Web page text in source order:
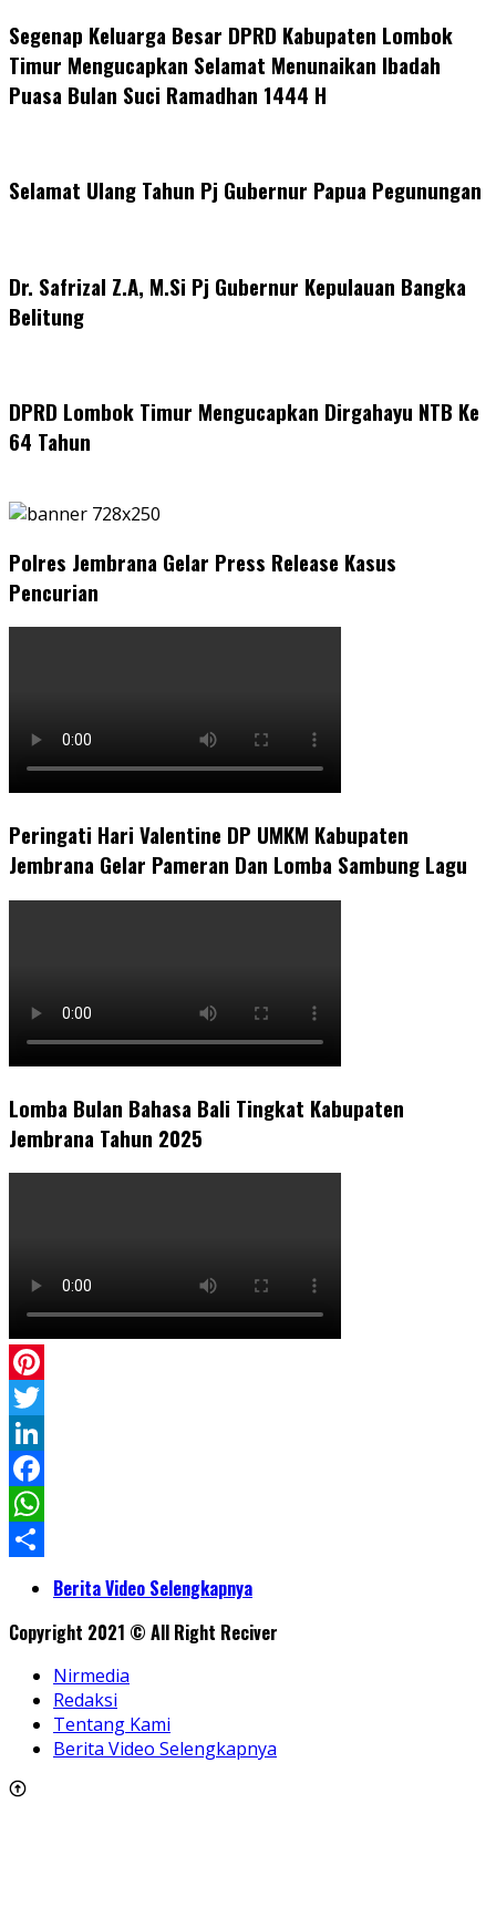
Segenap Keluarga Besar DPRD Kabupaten Lombok
Timur Mengucapkan Selamat Menunaikan Ibadah
Puasa Bulan Suci Ramadhan 1444 H
Selamat Ulang Tahun Pj Gubernur Papua Pegunungan
Dr. Safrizal Z.A, M.Si Pj Gubernur Kepulauan Bangka
Belitung
DPRD Lombok Timur Mengucapkan Dirgahayu NTB Ke
64 Tahun
Polres Jembrana Gelar Press Release Kasus
Pencurian
Peringati Hari Valentine DP UMKM Kabupaten
Jembrana Gelar Pameran Dan Lomba Sambung Lagu
Lomba Bulan Bahasa Bali Tingkat Kabupaten
Jembrana Tahun 2025
Pinterest
Twitter
LinkedIn
Facebook
WhatsApp
ShareBerita Video Selengkapnya
Copyright 2021 © All Right Reciver
Nirmedia
Redaksi
Tentang Kami
Berita Video Selengkapnya